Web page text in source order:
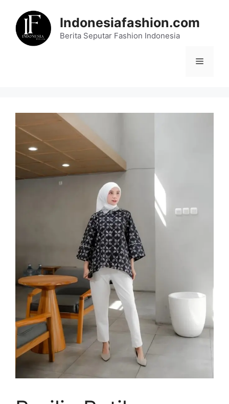
content
Indonesiafashion.com
Berita Seputar Fashion Indonesia
Menu